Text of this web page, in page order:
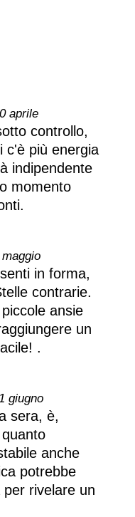
aprile
controllo,
c'è più energia
indipendente
momento
in forma,
contrarie.
ansie
un
.
giugno
sera, è,
anche
potrebbe
rivelare un